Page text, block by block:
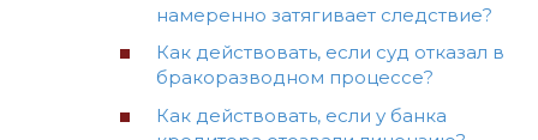
намеренно затягивает следствие?
Как действовать, если суд отказал в
бракоразводном процессе?
Как действовать, если у банка